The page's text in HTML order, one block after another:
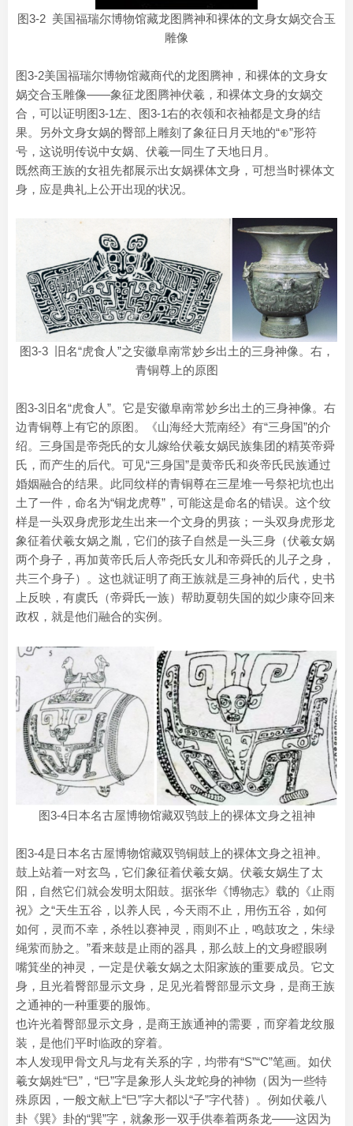
图3-2 美国福瑞尔博物馆藏龙图腾神和裸体的文身女娲交合玉
雕像
图3-2美国福瑞尔博物馆藏商代的龙图腾神，和裸体的文身女
娲交合玉雕像——象征龙图腾神伏羲，和裸体文身的女娲交
合，可以证明图3-1左、图3-1右的衣领和衣袖都是文身的结
果。另外文身女娲的臀部上雕刻了象征日月天地的“⊕”形符
号，这说明传说中女娲、伏羲一同生了天地日月。
既然商王族的女祖先都展示出女娲裸体文身，可想当时裸体文
身，应是典礼上公开出现的状况。
图3-3 旧名“虎食人”之安徽阜南常妙乡出土的三身神像。右，
青铜尊上的原图
图3-3旧名“虎食人”。它是安徽阜南常妙乡出土的三身神像。右
边青铜尊上有它的原图。《山海经大荒南经》有“三身国”的介
绍。三身国是帝尧氏的女儿嫁给伏羲女娲民族集团的精英帝舜
氏，而产生的后代。可见“三身国”是黄帝氏和炎帝氏民族通过
婚姻融合的结果。此同纹样的青铜尊在三星堆一号祭祀坑也出
土了一件，命名为“铜龙虎尊”，可能这是命名的错误。这个纹
样是一头双身虎形龙生出来一个文身的男孩；一头双身虎形龙
象征着伏羲女娲之胤，它们的孩子自然是一头三身（伏羲女娲
两个身子，再加黄帝氏后人帝尧氏女儿和帝舜氏的儿子之身，
共三个身子）。这也就证明了商王族就是三身神的后代，史书
上反映，有虞氏（帝舜氏一族）帮助夏朝失国的姒少康夺回来
政权，就是他们融合的实例。
图3-4日本名古屋博物馆藏双鸮鼓上的裸体文身之祖神
图3-4是日本名古屋博物馆藏双鸮铜鼓上的裸体文身之祖神。
鼓上站着一对玄鸟，它们象征着伏羲女娲。伏羲女娲生了太
阳，自然它们就会发明太阳鼓。据张华《博物志》载的《止雨
祝》之“天生五谷，以养人民，今天雨不止，用伤五谷，如何
如何，灵而不幸，杀牲以赛神灵，雨则不止，鸣鼓攻之，朱绿
绳萦而胁之。”看来鼓是止雨的器具，那么鼓上的文身瞪眼咧
嘴箕坐的神灵，一定是伏羲女娲之太阳家族的重要成员。它文
身，且光着臀部显示文身，足见光着臀部显示文身，是商王族
之通神的一种重要的服饰。
也许光着臀部显示文身，是商王族通神的需要，而穿着龙纹服
装，是他们平时临政的穿着。
本人发现甲骨文凡与龙有关系的字，均带有“S”“C”笔画。如伏
羲女娲姓“巳”，“巳”字是象形人头龙蛇身的神物（因为一些特
殊原因，一般文献上“巳”字大都以“子”字代替）。例如伏羲八
卦《巽》卦的“巽”字，就象形一双手供奉着两条龙——这因为